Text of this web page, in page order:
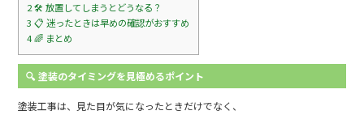
2🛠 放置してしまうとどうなる？
3 📋 迷ったときは早めの確認がおすすめ
4🌈 まとめ
🔍 塗装のタイミングを見極めるポイント
塗装工事は、見た目が気になったときだけでなく、